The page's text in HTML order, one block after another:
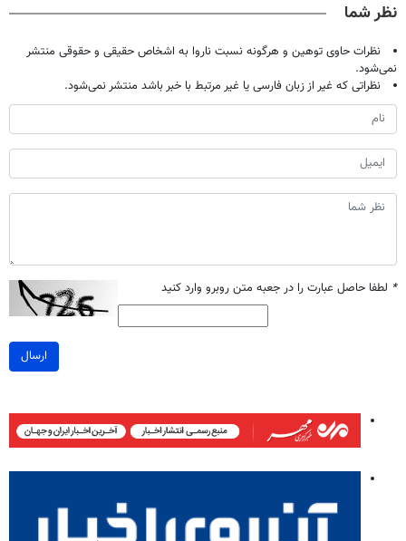
نظر شما
نظرات حاوی توهین و هرگونه نسبت ناروا به اشخاص حقیقی و حقوقی منتشر
نمی‌شود.
نظراتی که غیر از زبان فارسی یا غیر مرتبط با خبر باشد منتشر نمی‌شود.
* لطفا حاصل عبارت را در جعبه متن روبرو وارد کنید
ارسال